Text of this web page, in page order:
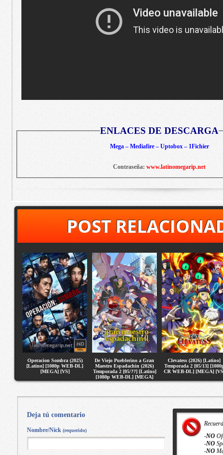
ENLACES DE DESCARGA
Mega – Mediafire – Uptobox – 1Fichier
Contraseña: www.latinomegarip.net
POST
Operacion Sombra (2025)
[Latino] [1080p WEB-DL]
[MEGA] [VS]
De Viejo Pueblerino a Gran
Maestro Espadachin (2026)
Temporada 2 [05/??] [Latino]
[1080p WEB-DL] [MEGA]
[VS]
Clevatess (2026) [Latino]
Temporada 2 [05/13]
CR WEB-DL] [MEGA]
-NO
-NO
-NO
Deja tú comentario
Nombre/Nick (requerido)